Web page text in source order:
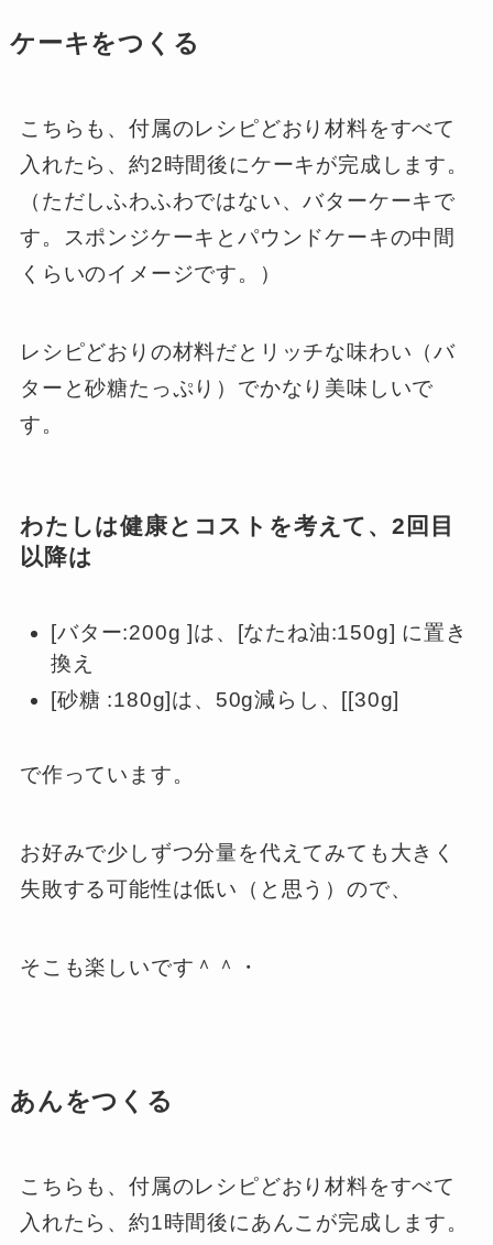
ケーキをつくる
こちらも、付属のレシピどおり材料をすべて
入れたら、約2時間後にケーキが完成します。
（ただしふわふわではない、バターケーキで
す。スポンジケーキとパウンドケーキの中間
くらいのイメージです。）
レシピどおりの材料だとリッチな味わい（バ
ターと砂糖たっぷり）でかなり美味しいで
す。
わたしは健康とコストを考えて、2回目
以降は
[バター:200g ]は、[なたね油:150g] に置き
換え
[砂糖 :180g]は、50g減らし、[[30g]
で作っています。
お好みで少しずつ分量を代えてみても大きく
失敗する可能性は低い（と思う）ので、
そこも楽しいです＾＾・
あんをつくる
こちらも、付属のレシピどおり材料をすべて
入れたら、約1時間後にあんこが完成します。